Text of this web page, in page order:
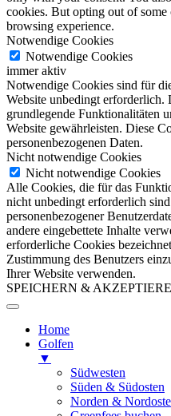
cookies. But opting out of
browsing experience.
Notwendige Cookies
Notwendige Cookies
immer aktiv
Notwendige Cookies sind für
Website unbedingt erforderlich.
grundlegende Funktionalitäten
Website gewährleisten. Diese
personenbezogenen Daten.
Nicht notwendige Cookies
Nicht notwendige Cookies
Alle Cookies, die für das
nicht unbedingt erforderlich
personenbezogener
andere eingebettete Inhalte
erforderliche Cookies
Zustimmung des Benutzers
Ihrer Website verwenden.
SPEICHERN &
Home
Golfen
▼
Südwesten
Süden & Südosten
Norden &